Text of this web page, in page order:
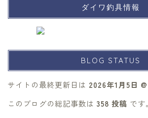
ダイワ釣具情報
BLOG STATUS
サイトの最終更新日は 2026年1月5日
このブログの総記事数は 358 投稿 です。